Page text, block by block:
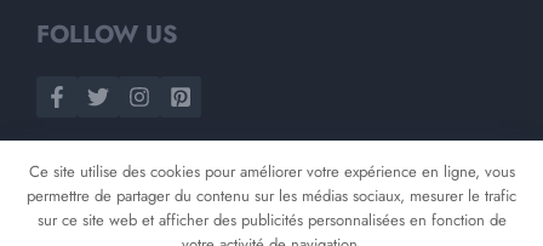
FOLLOW US
Ce site utilise des cookies pour améliorer votre expérience en ligne, vous
permettre de partager du contenu sur les médias sociaux, mesurer le trafic
sur ce site web et afficher des publicités personnalisées en fonction de